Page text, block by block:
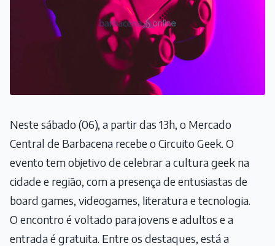
Neste sábado (06), a partir das 13h, o Mercado
Central de Barbacena recebe o Circuito Geek. O
evento tem objetivo de celebrar a cultura geek na
cidade e região, com a presença de entusiastas de
board games, videogames, literatura e tecnologia.
O encontro é voltado para jovens e adultos e a
entrada é gratuita. Entre os destaques, está a